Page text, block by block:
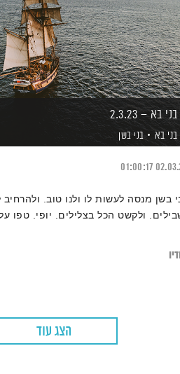
בני בא – 2.3.23
בני בא בני בשן
01:00:17
בשן מנסה לעשות לו ולנו טוב.
ולקשט הכל בצלילים. יופי. טפו
הצג עוד